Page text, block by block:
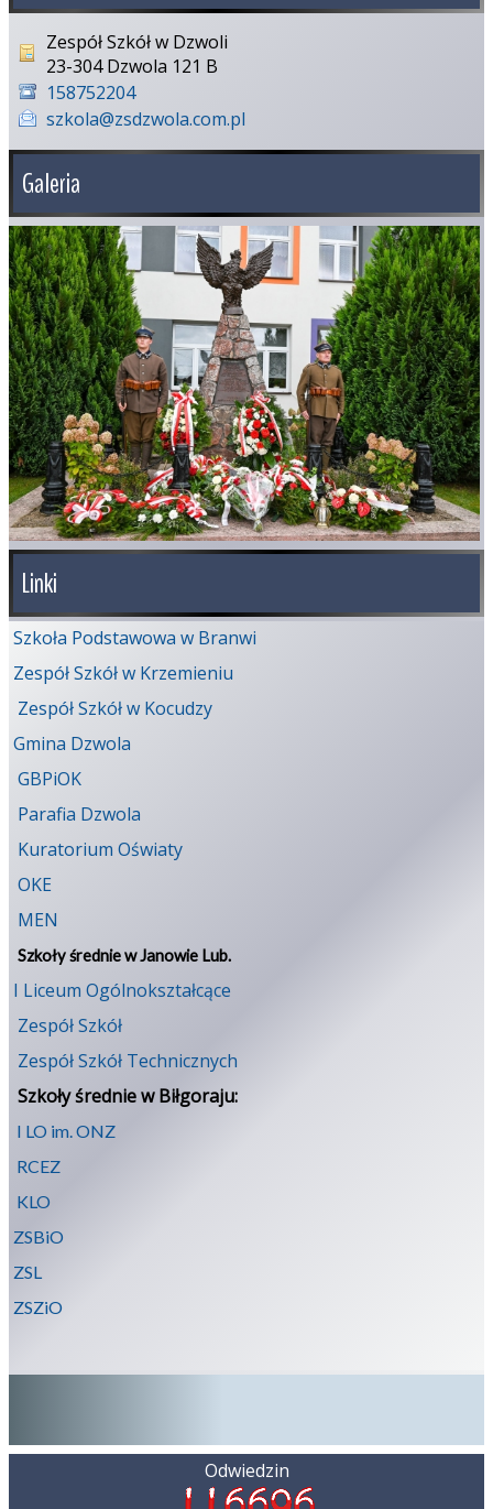
Zespół Szkół w Dzwoli
23-304 Dzwola 121 B
158752204
szkola@zsdzwola.com.pl
Galeria
Linki
Szkoła Podstawowa w Branwi
Zespół Szkół w Krzemieniu
Zespół Szkół w Kocudzy
Gmina Dzwola
GBPiOK
Parafia Dzwola
Kuratorium Oświaty
OKE
MEN
Szkoły średnie w Janowie Lub.
I Liceum Ogólnokształcące
Zespół Szkół
Zespół Szkół Technicznych
Szkoły średnie w Biłgoraju:
I LO im. ONZ
RCEZ
KLO
ZSBiO
ZSL
ZSZiO
Odwiedzin